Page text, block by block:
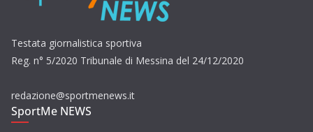
Testata giornalistica sportiva
Reg. n° 5/2020 Tribunale di Messina del 24/12/2020
redazione@sportmenews.it
SportMe NEWS